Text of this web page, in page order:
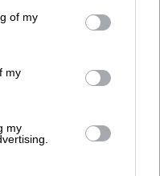
You may click to
its third-party tags to
in below Google
of my
my
my
Κάνιε Γουέστ:
ότι δεν τον
τεχνητή
ποτέ